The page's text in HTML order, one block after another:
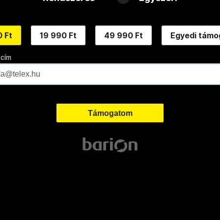
Ft 19 990 Ft 49 990 Ft Egyedi